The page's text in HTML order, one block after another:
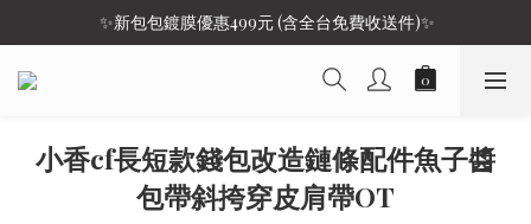
✨新包包鍍膜優惠499元 (含全台免費收送件)✨
小香cf長短款錢包改造鏈條配件魚子醬
包帶斜挎穿皮肩帶OT